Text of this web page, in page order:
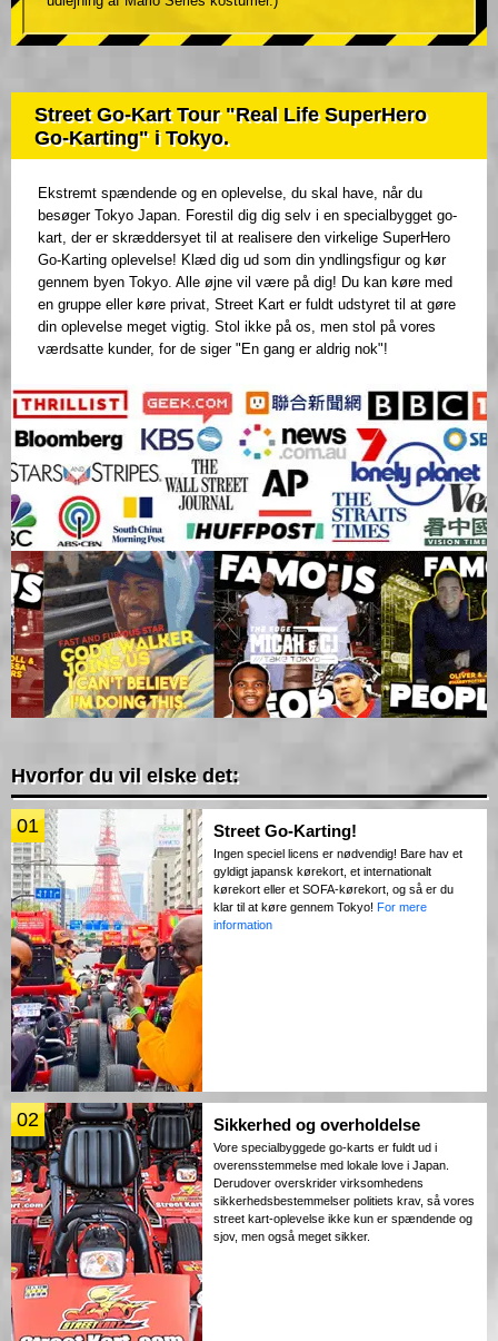
Street Go-Kart Tour "Real Life SuperHero
Go-Karting" i Tokyo.
Ekstremt spændende og en oplevelse, du skal have, når du
besøger Tokyo Japan. Forestil dig dig selv i en specialbygget go-
kart, der er skræddersyet til at realisere den virkelige SuperHero
Go-Karting oplevelse! Klæd dig ud som din yndlingsfigur og kør
gennem byen Tokyo. Alle øjne vil være på dig! Du kan køre med
en gruppe eller køre privat, Street Kart er fuldt udstyret til at gøre
din oplevelse meget vigtig. Stol ikke på os, men stol på vores
værdsatte kunder, for de siger "En gang er aldrig nok"!
Hvorfor du vil elske det:
01 Street Go-Karting!
Ingen speciel licens er nødvendig! Bare hav et
gyldigt japansk kørekort, et internationalt
kørekort eller et SOFA-kørekort, og så er du
klar til at køre gennem Tokyo! For mere
information
02 Sikkerhed og overholdelse
Vore specialbyggede go-karts er fuldt ud i
overensstemmelse med lokale love i Japan.
Derudover overskrider virksomhedens
sikkerhedsbestemmelser politiets krav, så vores
street kart-oplevelse ikke kun er spændende og
sjov, men også meget sikker.